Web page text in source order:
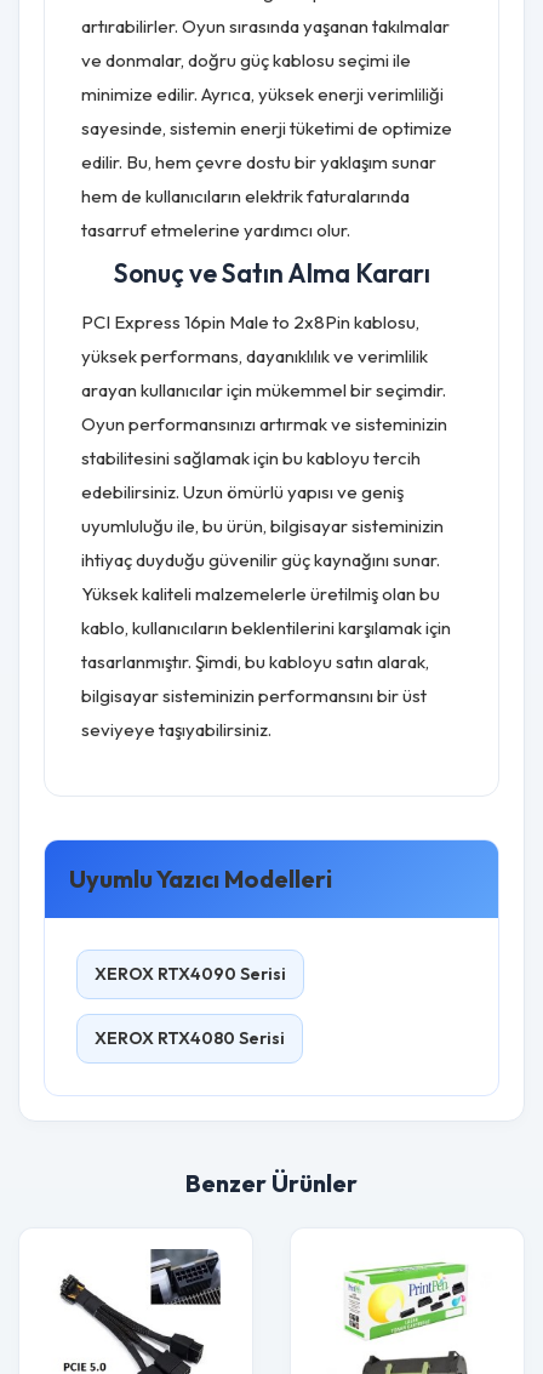
artırabilirler. Oyun sırasında yaşanan takılmalar
ve donmalar, doğru güç kablosu seçimi ile
minimize edilir. Ayrıca, yüksek enerji verimliliği
sayesinde, sistemin enerji tüketimi de optimize
edilir. Bu, hem çevre dostu bir yaklaşım sunar
hem de kullanıcıların elektrik faturalarında
tasarruf etmelerine yardımcı olur.
Sonuç ve Satın Alma Kararı
PCI Express 16pin Male to 2x8Pin kablosu,
yüksek performans, dayanıklılık ve verimlilik
arayan kullanıcılar için mükemmel bir seçimdir.
Oyun performansınızı artırmak ve sisteminizin
stabilitesini sağlamak için bu kabloyu tercih
edebilirsiniz. Uzun ömürlü yapısı ve geniş
uyumluluğu ile, bu ürün, bilgisayar sisteminizin
ihtiyaç duyduğu güvenilir güç kaynağını sunar.
Yüksek kaliteli malzemelerle üretilmiş olan bu
kablo, kullanıcıların beklentilerini karşılamak için
tasarlanmıştır. Şimdi, bu kabloyu satın alarak,
bilgisayar sisteminizin performansını bir üst
seviyeye taşıyabilirsiniz.
Uyumlu Yazıcı Modelleri
XEROX RTX4090 Serisi
XEROX RTX4080 Serisi
Benzer Ürünler